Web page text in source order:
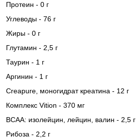
Протеин - 0 г
Углеводы - 76 г
Жиры - 0 г
Глутамин - 2,5 г
Таурин - 1 г
Аргинин - 1 г
Creapure, моногидрат креатина - 12 г
Комплекс Vition - 370 мг
BCAA: изолейцин, лейцин, валин - 2,5 г
Рибоза - 2,2 г